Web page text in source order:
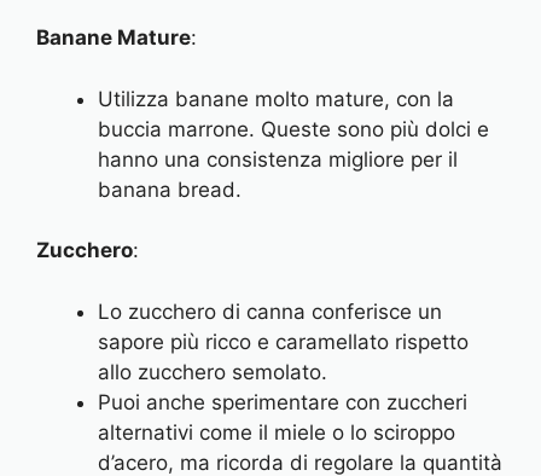
Banane Mature:
Utilizza banane molto mature, con la
buccia marrone. Queste sono più dolci e
hanno una consistenza migliore per il
banana bread.
Zucchero:
Lo zucchero di canna conferisce un
sapore più ricco e caramellato rispetto
allo zucchero semolato.
Puoi anche sperimentare con zuccheri
alternativi come il miele o lo sciroppo
d’acero, ma ricorda di regolare la quantità